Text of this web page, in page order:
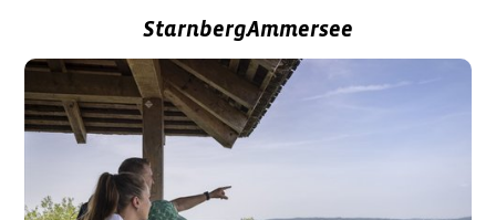
StarnbergAmmersee